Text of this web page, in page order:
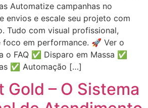
Automatize campanhas no
envios e escale seu projeto com
Tudo com visual profissional,
foco em performance. 🚀 Ver o
o FAQ ✅ Disparo em Massa ✅
✅ Automação […]
Gold – O Sistema